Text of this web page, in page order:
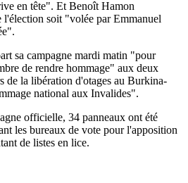
en tête". Et Benoît Hamon
l'élection soit "volée par Emmanuel
sa campagne mardi matin "pour
de rendre hommage" aux deux
de la libération d'otages au Burkina-
national aux Invalides".
officielle, 34 panneaux ont été
les bureaux de vote pour l'apposition
de listes en lice.